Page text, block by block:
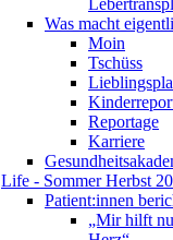
Was macht
Moin
Tschüss
Reportage
Karriere
Life - Sommer Herbst
Patient:innen
„Mir hilft